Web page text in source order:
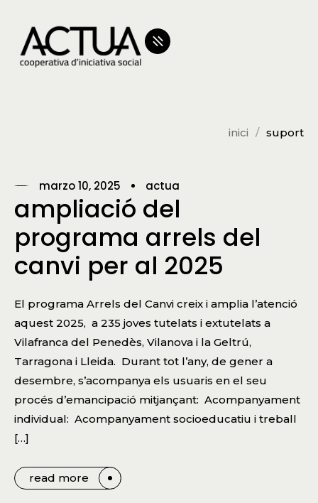
inici suport
marzo 10, 2025 actua
ampliació del
programa arrels del
canvi per al 2025
El programa Arrels del Canvi creix i amplia l’atenció
aquest 2025, a 235 joves tutelats i extutelats a
Vilafranca del Penedès, Vilanova i la Geltrú,
Tarragona i Lleida. Durant tot l’any, de gener a
desembre, s’acompanya els usuaris en el seu
procés d’emancipació mitjançant: Acompanyament
individual: Acompanyament socioeducatiu i treball
[…]
read more